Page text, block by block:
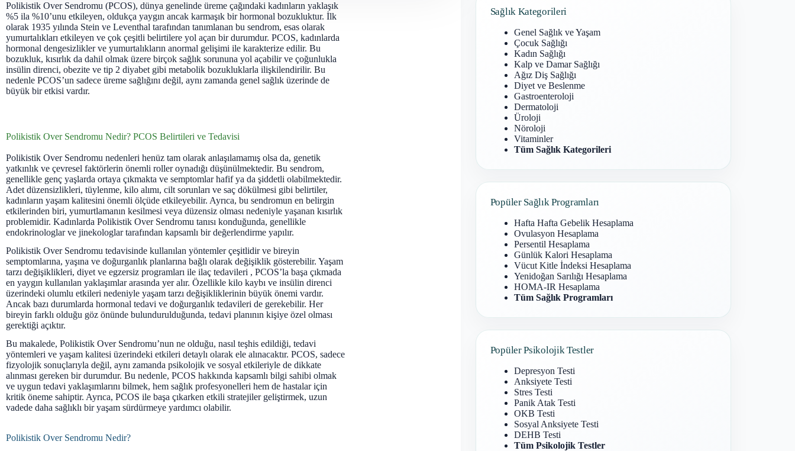
Polikistik Over Sendromu (PCOS), dünya genelinde üreme çağındaki kadınların yaklaşık
%5 ila %10’unu etkileyen, oldukça yaygın ancak karmaşık bir hormonal bozukluktur. İlk
olarak 1935 yılında Stein ve Leventhal tarafından tanımlanan bu sendrom, esas olarak
yumurtalıkları etkileyen ve çok çeşitli belirtilere yol açan bir durumdur. PCOS, kadınlarda
hormonal dengesizlikler ve yumurtalıkların anormal gelişimi ile karakterize edilir. Bu
bozukluk, kısırlık da dahil olmak üzere birçok sağlık sorununa yol açabilir ve çoğunlukla
insülin direnci, obezite ve tip 2 diyabet gibi metabolik bozukluklarla ilişkilendirilir. Bu
nedenle PCOS’un sadece üreme sağlığını değil, aynı zamanda genel sağlık üzerinde de
büyük bir etkisi vardır.
Polikistik Over Sendromu Nedir? PCOS Belirtileri ve Tedavisi
Polikistik Over Sendromu nedenleri henüz tam olarak anlaşılamamış olsa da, genetik
yatkınlık ve çevresel faktörlerin önemli roller oynadığı düşünülmektedir. Bu sendrom,
genellikle genç yaşlarda ortaya çıkmakta ve semptomlar hafif ya da şiddetli olabilmektedir.
Adet düzensizlikleri, tüylenme, kilo alımı, cilt sorunları ve saç dökülmesi gibi belirtiler,
kadınların yaşam kalitesini önemli ölçüde etkileyebilir. Ayrıca, bu sendromun en belirgin
etkilerinden biri, yumurtlamanın kesilmesi veya düzensiz olması nedeniyle yaşanan kısırlık
problemidir. Kadınlarda Polikistik Over Sendromu tanısı konduğunda, genellikle
endokrinologlar ve jinekologlar tarafından kapsamlı bir değerlendirme yapılır.
Polikistik Over Sendromu tedavisinde kullanılan yöntemler çeşitlidir ve bireyin
semptomlarına, yaşına ve doğurganlık planlarına bağlı olarak değişiklik gösterebilir. Yaşam
tarzı değişiklikleri, diyet ve egzersiz programları ile ilaç tedavileri , PCOS’la başa çıkmada
en yaygın kullanılan yaklaşımlar arasında yer alır. Özellikle kilo kaybı ve insülin direnci
üzerindeki olumlu etkileri nedeniyle yaşam tarzı değişikliklerinin büyük önemi vardır.
Ancak bazı durumlarda hormonal tedavi ve doğurganlık tedavileri de gerekebilir. Her
bireyin farklı olduğu göz önünde bulundurulduğunda, tedavi planının kişiye özel olması
gerektiği açıktır.
Bu makalede, Polikistik Over Sendromu’nun ne olduğu, nasıl teşhis edildiği, tedavi
yöntemleri ve yaşam kalitesi üzerindeki etkileri detaylı olarak ele alınacaktır. PCOS, sadece
fizyolojik sonuçlarıyla değil, aynı zamanda psikolojik ve sosyal etkileriyle de dikkate
alınması gereken bir durumdur. Bu nedenle, PCOS hakkında kapsamlı bilgi sahibi olmak
ve uygun tedavi yaklaşımlarını bilmek, hem sağlık profesyonelleri hem de hastalar için
kritik öneme sahiptir. Ayrıca, PCOS ile başa çıkarken etkili stratejiler geliştirmek, uzun
vadede daha sağlıklı bir yaşam sürdürmeye yardımcı olabilir.
Polikistik Over Sendromu Nedir?
Sağlık Kategorileri
Genel Sağlık ve Yaşam
Çocuk Sağlığı
Kadın Sağlığı
Kalp ve Damar Sağlığı
Ağız Diş Sağlığı
Diyet ve Beslenme
Gastroenteroloji
Dermatoloji
Üroloji
Nöroloji
Vitaminler
Tüm Sağlık Kategorileri
Popüler Sağlık Programları
Hafta Hafta Gebelik Hesaplama
Ovulasyon Hesaplama
Persentil Hesaplama
Günlük Kalori Hesaplama
Vücut Kitle İndeksi Hesaplama
Yenidoğan Sarılığı Hesaplama
HOMA-IR Hesaplama
Tüm Sağlık Programları
Popüler Psikolojik Testler
Depresyon Testi
Anksiyete Testi
Stres Testi
Panik Atak Testi
OKB Testi
Sosyal Anksiyete Testi
DEHB Testi
Tüm Psikolojik Testler